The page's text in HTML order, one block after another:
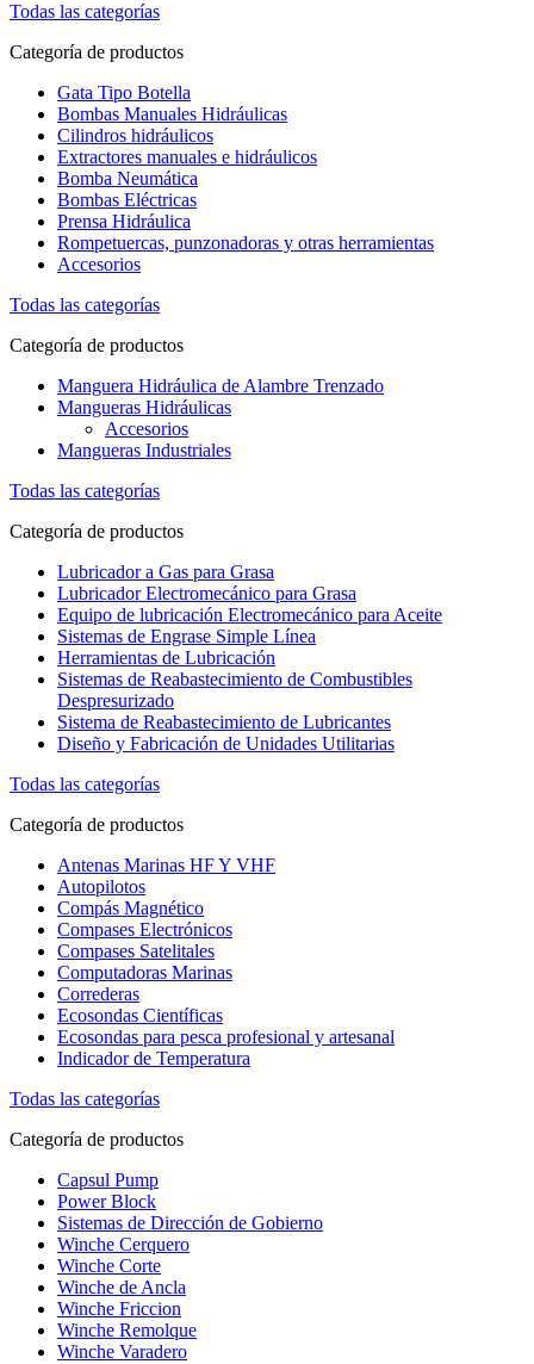
Todas las categorías
Categoría de productos
Gata Tipo Botella
Bombas Manuales Hidráulicas
Cilindros hidráulicos
Extractores manuales e hidráulicos
Bomba Neumática
Bombas Eléctricas
Prensa Hidráulica
Rompetuercas, punzonadoras y otras herramientas
Accesorios
Todas las categorías
Categoría de productos
Manguera Hidráulica de Alambre Trenzado
Mangueras Hidráulicas
Accesorios
Mangueras Industriales
Todas las categorías
Categoría de productos
Lubricador a Gas para Grasa
Lubricador Electromecánico para Grasa
Equipo de lubricación Electromecánico para Aceite
Sistemas de Engrase Simple Línea
Herramientas de Lubricación
Sistemas de Reabastecimiento de Combustibles
Despresurizado
Sistema de Reabastecimiento de Lubricantes
Diseño y Fabricación de Unidades Utilitarias
Todas las categorías
Categoría de productos
Antenas Marinas HF Y VHF
Autopilotos
Compás Magnético
Compases Electrónicos
Compases Satelitales
Computadoras Marinas
Correderas
Ecosondas Científicas
Ecosondas para pesca profesional y artesanal
Indicador de Temperatura
Todas las categorías
Categoría de productos
Capsul Pump
Power Block
Sistemas de Dirección de Gobierno
Winche Cerquero
Winche Corte
Winche de Ancla
Winche Friccion
Winche Remolque
Winche Varadero